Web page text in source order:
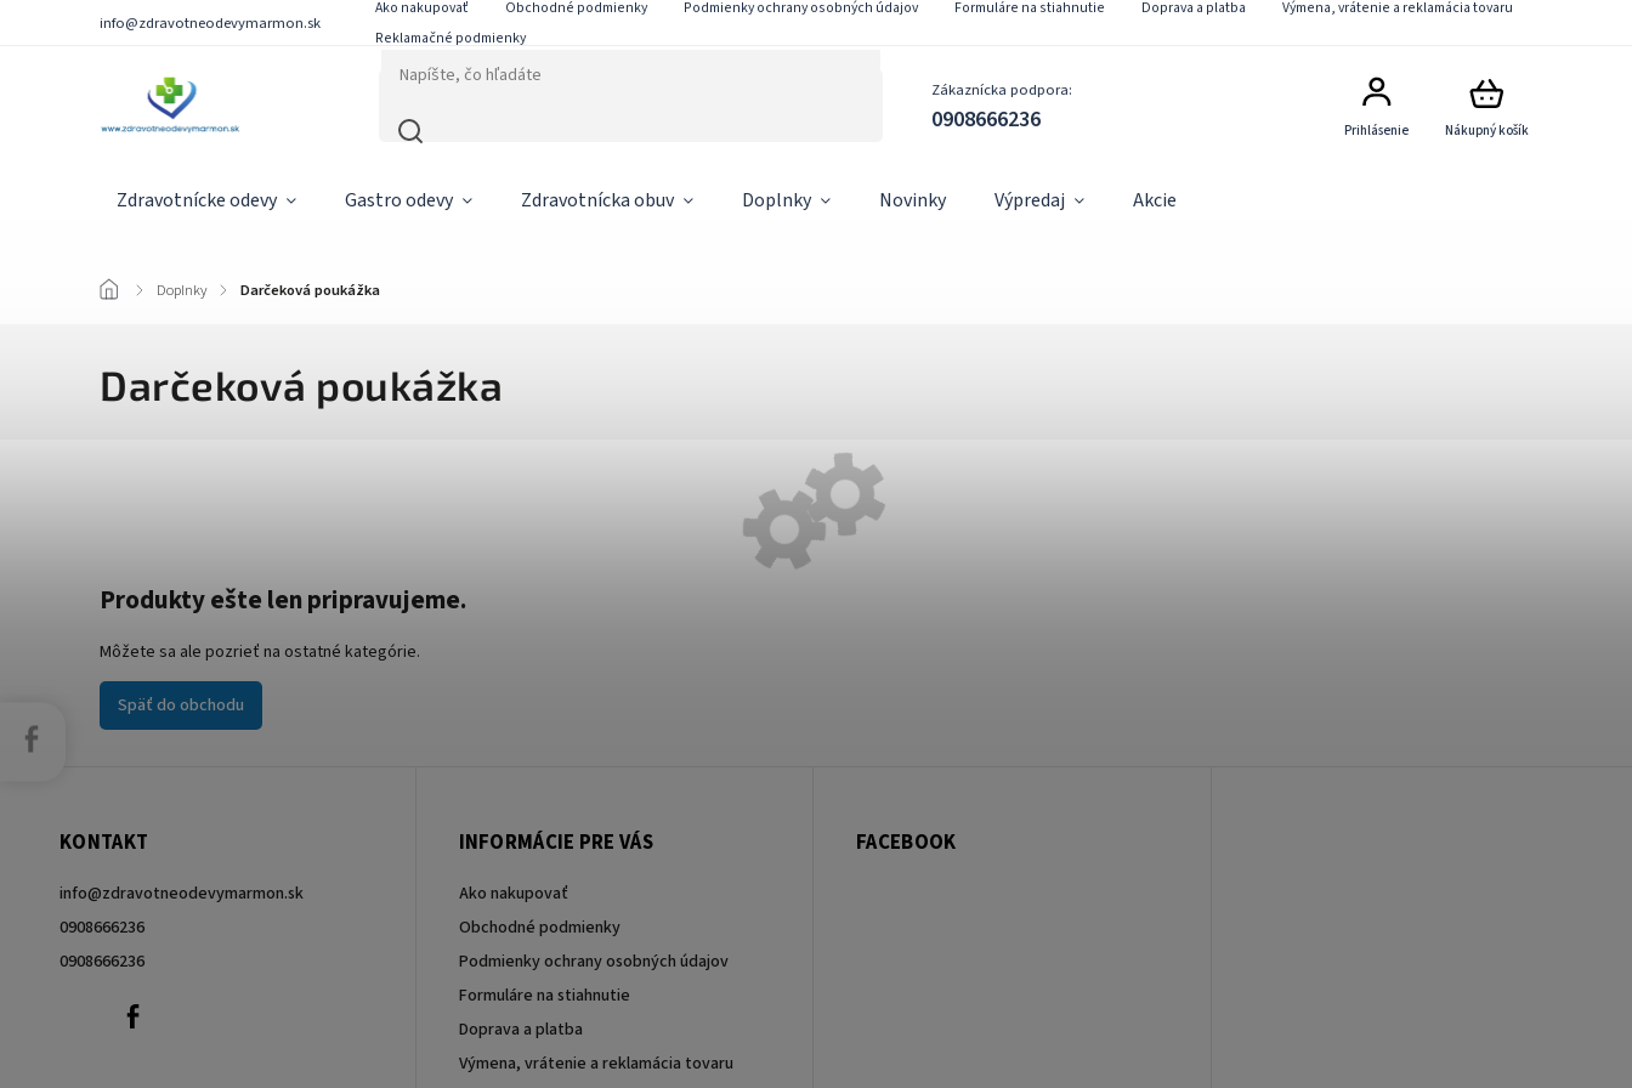
info@zdravotneodevymarmon.sk
Ako nakupovať Obchodné podmienky Podmienky ochrany osobných údajov Formuláre na stiahnutie Doprava a platba
Výmena, vrátenie a reklamácia tovaru
Reklamačné podmienky
Zákaznícka podpora:
0908666236 Nákupný košík
Prihlásenie
Zdravotnícke odevy Gastro odevy Zdravotnícka obuv Doplnky Novinky Výpredaj Akcie
/ Doplnky / Darčeková poukážka
Darčeková poukážka
Produkty ešte len pripravujeme.
Môžete sa ale pozrieť na ostatné kategórie.
Späť do obchodu
KONTAKT
info@zdravotneodevymarmon.sk
0908666236
0908666236
0908666236
INFORMÁCIE PRE VÁS
Ako nakupovať
Obchodné podmienky
Podmienky ochrany osobných údajov
Formuláre na stiahnutie
Doprava a platba
Výmena, vrátenie a reklamácia tovaru
FACEBOOK
Facebook